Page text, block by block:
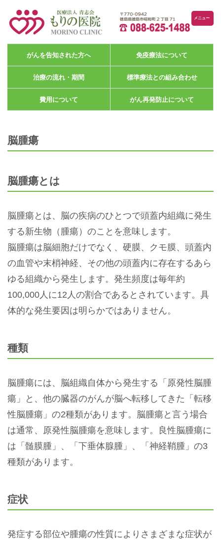
メニュー
がんを告知された方へ 免疫療法について
治療の流れ・期間 標準療法との組み合わせ
費用について がん再発防止について
脳腫瘍
脳腫瘍とは
脳腫瘍とは、脳の疾病のひとつで頭蓋内組織に発生
する新生物（腫瘍）のことを意味します。
脳腫瘍は脳細胞だけでなく、硬膜、クモ膜、頭蓋内
の血管や末梢神経、その他の頭蓋内に存在するあら
ゆる組織から発生します。発生頻度は毎年約
100,000人に12人の割合であるとされています。具
体的な発生要因は明らかではありません。
種類
脳腫瘍には、脳組織自体から発生する「原発性脳腫
瘍」と、他の臓器のがんが脳へ転移してきた「転移
性脳腫瘍」の2種類があります。脳腫瘍と言う場合
は通常、原発性脳腫瘍を意味します。良性脳腫瘍に
は「髄膜腫」、「下垂体腺腫」、「神経鞘腫」の3
種類があります。
症状
発症する部位や腫瘍の性質によりさまざまな症状が